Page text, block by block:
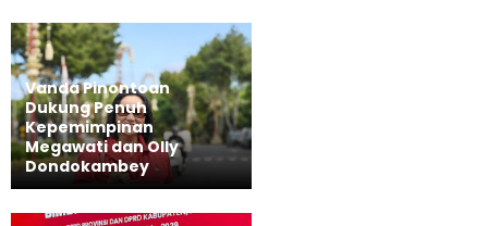
Vanda Pinontoan
Dukung Penuh
Kepemimpinan
Megawati dan Olly
Dondokambey